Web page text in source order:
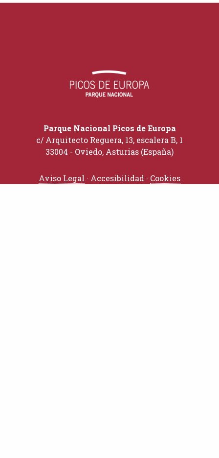
Parque Nacional Picos de Europa
c/ Arquitecto Reguera, 13, escalera B, 1
33004 - Oviedo, Asturias (España)
Aviso Legal · Accesibilidad · Cookies